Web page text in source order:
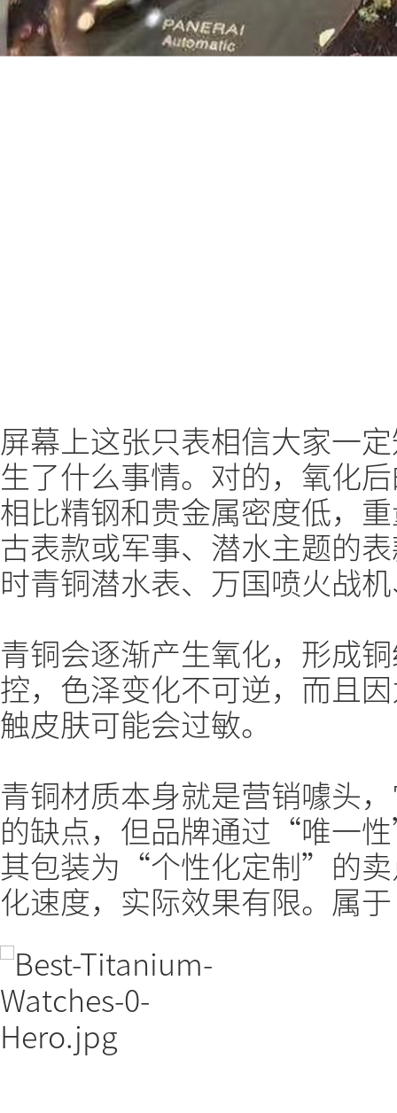
屏幕上这张只表相信大家一
生了什么事情。对的，氧化
相比精钢和贵金属密度低，
古表款或军事、潜水主题的
时青铜潜水表、万国喷火战
青铜会逐渐产生氧化，形成
控，色泽变化不可逆，而且
触皮肤可能会过敏。
青铜材质本身就是营销噱头
的缺点，但品牌通过“唯一
其包装为“个性化定制”的卖
化速度，实际效果有限。属